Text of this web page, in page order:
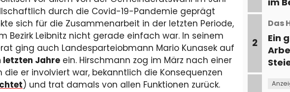
durch die Covid-19-Pandemie geprägt
sich für die Zusammenarbeit in der letzten Periode,
Bezirk Leibnitz nicht gerade einfach war. In seinem
ging auch Landesparteiobmann Mario Kunasek auf
Jahre ein. Hirschmann zog im März nach einer
die er involviert war, bekanntlich die Konsequenzen
) und trat damals von allen Funktionen zurück.
2
Das
Ein